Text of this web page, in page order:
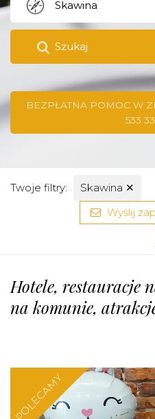
Szukaj
BEZPŁATNA POMOC W
533
Twoje filtry: Skawina ✕
Wyślij
Hotele, restauracje
na komunie,
POLECAMY